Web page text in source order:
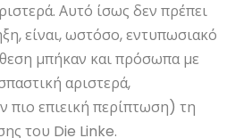
Αυτό ίσως δεν πρέπει
είναι, ωστόσο, εντυπωσιακό
μπήκαν και πρόσωπα με
αριστερά,
πιο επιεική περίπτωση) τη
του Die Linke.